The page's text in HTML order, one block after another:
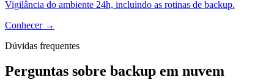
Vigilância do ambiente 24h, incluindo as rotinas de backup.
Conhecer →
Dúvidas frequentes
Perguntas sobre backup em nuvem